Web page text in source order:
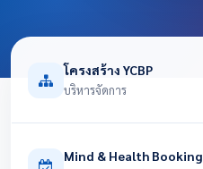
โครงสร้าง YCBP
บริหารจัดการ
Mind & Health Booking